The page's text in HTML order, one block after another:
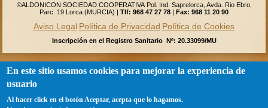
©ALDONICON SOCIEDAD COOPERATIVA Pol. Ind. Saprelorca, Avda. Rio Ebro,
Parc. 19 Lorca (MURCIA) | Tlf: 968 47 27 78 | Fax: 968 11 20 90
Aviso Legal Política de Privacidad Política de Cookies
Inscripción en el Registro Sanitario Nº: 20.33099/MU
En este sitio usamos cookies para mejorar la experiencia de
usuario
Al hacer click en el botón Aceptar, acepta que lo hagamos.